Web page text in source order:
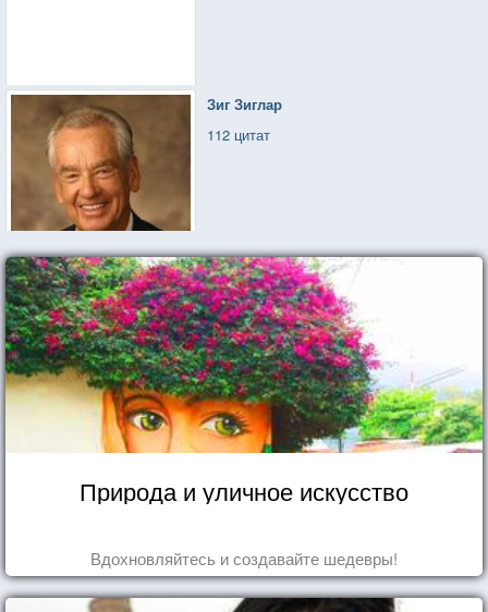
Зиг Зиглар
112 цитат
Природа и уличное искусство
Вдохновляйтесь и создавайте шедевры!